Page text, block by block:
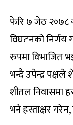
फेरि ७ जेठ २०७८
विघटनको निर्णय
रुपमा विभाजित
भन्दै उपेन्द्र पक्षले
शीतल निवासमा
भने हस्ताक्षर